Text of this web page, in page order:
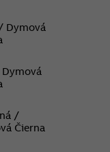
Dymová
/
Čierna